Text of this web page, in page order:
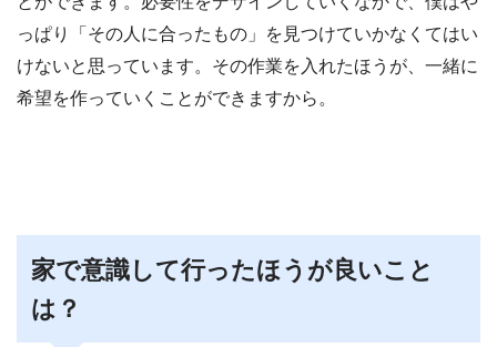
っぱり「その人に合ったもの」を見つけていかなくてはい
けないと思っています。その作業を入れたほうが、一緒に
希望を作っていくことができますから。
家で意識して行ったほうが良いこと
は？